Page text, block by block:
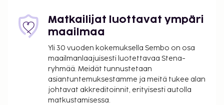
8.30–13.00.
Maksu tilauksen mukaan valmistetusta
aamiaisesta: noin 16.50 EUR aikuisille ja 16.50
EUR lapsille
Lentokenttäkuljetusmaksu: 100 EUR per
ajoneuvo (korkeintaan 4 henkilöä)
Aikainen sisäänkirjautuminen on saatavilla
lisämaksusta (saatavuuden mukaan)
Myöhäinen uloskirjautuminen on saatavilla
Matkailijat luottavat ympäri
maailmaa
Yli 30 vuoden kokemuksella Sembo on osa
maailmanlaajuisesti luotettavaa Stena-
ryhmää. Meidät tunnustetaan
asiantuntemuksestamme ja meitä tukee alan
johtavat akkreditoinnit, erityisesti autolla
matkustamisessa.